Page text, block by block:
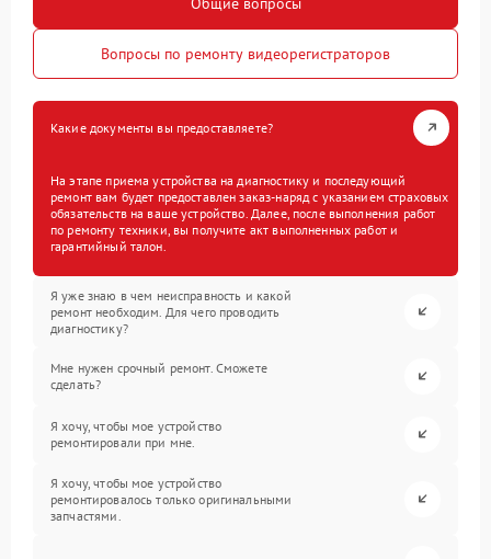
Вопросы по ремонту видеорегистраторов
Какие документы вы предоставляете?
На этапе приема устройства на диагностику и последующий
ремонт вам будет предоставлен заказ-наряд с указанием страховых
обязательств на ваше устройство. Далее, после выполнения работ
по ремонту техники, вы получите акт выполненных работ и
гарантийный талон.
Я уже знаю в чем неисправность и какой
ремонт необходим. Для чего проводить
диагностику?
Мне нужен срочный ремонт. Сможете
сделать?
Я хочу, чтобы мое устройство
ремонтировали при мне.
Я хочу, чтобы мое устройство
ремонтировалось только оригинальными
запчастями.